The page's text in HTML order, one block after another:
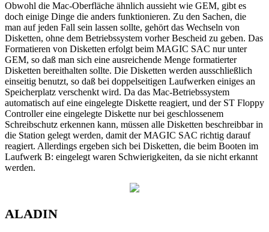
Obwohl die Mac-Oberfläche ähnlich aussieht wie GEM, gibt es
doch einige Dinge die anders funktionieren. Zu den Sachen, die
man auf jeden Fall sein lassen sollte, gehört das Wechseln von
Disketten, ohne dem Betriebssystem vorher Bescheid zu geben. Das
Formatieren von Disketten erfolgt beim MAGIC SAC nur unter
GEM, so daß man sich eine ausreichende Menge formatierter
Disketten bereithalten sollte. Die Disketten werden ausschließlich
einseitig benutzt, so daß bei doppelseitigen Laufwerken einiges an
Speicherplatz verschenkt wird. Da das Mac-Betriebssystem
automatisch auf eine eingelegte Diskette reagiert, und der ST Floppy
Controller eine eingelegte Diskette nur bei geschlossenem
Schreibschutz erkennen kann, müssen alle Disketten beschreibbar in
die Station gelegt werden, damit der MAGIC SAC richtig darauf
reagiert. Allerdings ergeben sich bei Disketten, die beim Booten im
Laufwerk B: eingelegt waren Schwierigkeiten, da sie nicht erkannt
werden.
ALADIN